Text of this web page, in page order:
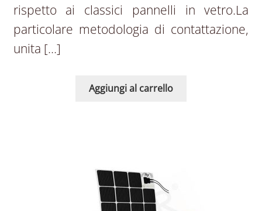
rispetto ai classici pannelli in vetro.La
particolare metodologia di contattazione,
unita […]
Aggiungi al carrello